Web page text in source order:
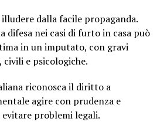
dalla facile propaganda.
difesa nei casi di furto in casa può
in un imputato, con gravi
civili e psicologiche.
riconosca il diritto a
agire con prudenza e
problemi legali.